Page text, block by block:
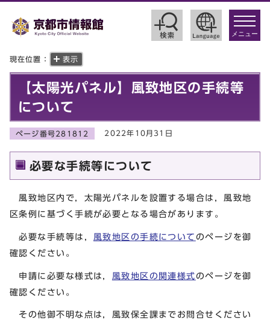
toggle
メニュー
現在位置： 表示
【太陽光パネル】風致地区の手続等
について
ページ番号281812 2022年10月31日
必要な手続等について
風致地区内で，太陽光パネルを設置する場合は，風致地
区条例に基づく手続が必要となる場合があります。
必要な手続等は， 風致地区の手続について のページを御
確認ください。
申請に必要な様式は， 風致地区の関連様式 のページを御
確認ください。
その他御不明な点は，風致保全課までお問合せください